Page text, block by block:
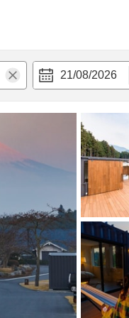
21/08/2026
bật Tiện nghi